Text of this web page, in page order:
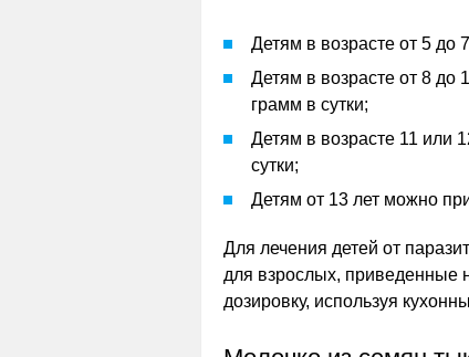
Детям в возрасте от 5 до
Детям в возрасте от 8 до
грамм в сутки;
Детям в возрасте 11 или
сутки;
Детям от 13 лет можно
Для лечения детей от
для взрослых, приведенные
дозировку, используя